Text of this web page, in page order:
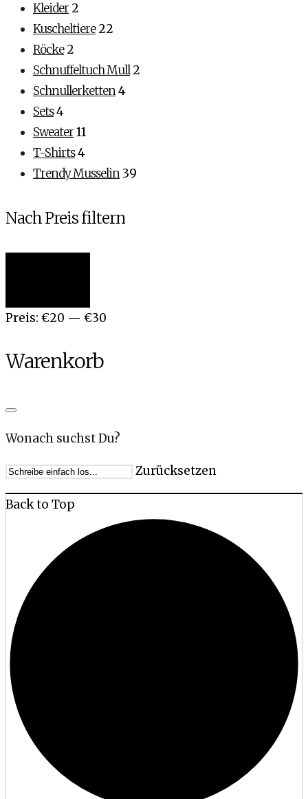
Kleider 2
Kuscheltiere 22
Röcke 2
Schnuffeltuch Mull 2
Schnullerketten4
Sets4
Sweater11
T-Shirts4
Trendy Musselin39
Nach Preis filtern
Preis: €20 — €30
Warenkorb
Wonach suchst Du?
Zurücksetzen
Back to Top